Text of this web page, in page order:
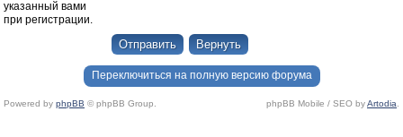
указанный вами
при регистрации.
Переключиться на полную версию форума
Powered by phpBB © phpBB Group. phpBB Mobile / SEO byArtodia